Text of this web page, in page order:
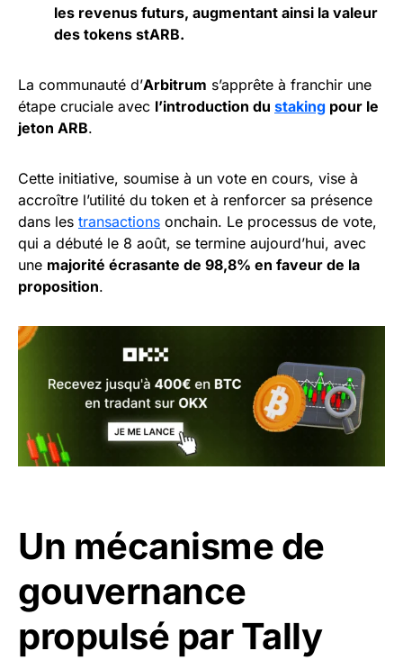
les revenus futurs, augmentant ainsi la valeur
des tokens stARB.
La communauté d’Arbitrum s’apprête à franchir une
étape cruciale avec l’introduction du staking pour le
jeton ARB.
Cette initiative, soumise à un vote en cours, vise à
accroître l’utilité du token et à renforcer sa présence
dans les transactions onchain. Le processus de vote,
qui a débuté le 8 août, se termine aujourd’hui, avec
une majorité écrasante de 98,8% en faveur de la
proposition.
Un mécanisme de
gouvernance
propulsé par Tally